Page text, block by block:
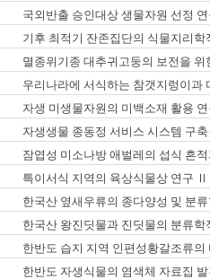
축
국외반출 승인대상 생물자원 선정 연
기후 최적기 잔존집단의 식물지리학
멸종위기종 대추귀고둥의 보전을
우리나라에 서식하는 참갯지렁이과
(I)
자생 미생물자원의 미백소재 활용 연
자생생물 종동정 서비스 시스템 구축
잠엽성 미소나방 애벌레의 섭식 흔
뉴얼 개발 및 생활사 연구
특이서식 지역의 육상식물상 연구 Ⅱ
한국산 옆새우류의 종다양성 및 분
한국산 왕진딧물과 진딧물의 분류학
한반도 습지 지역 인편성황갈조류
지 지역 조사
한반도 자생식물의 염색체 자료집